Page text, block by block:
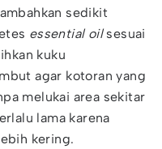
sedikit
essential oilsesuai
kuku
agar kotoran yang
melukai area sekitar
lama karena
kering.